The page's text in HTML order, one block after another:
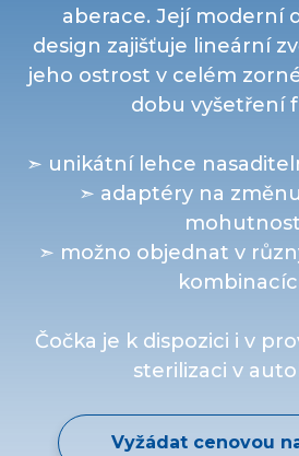
aberace. Její moderní
design zajišťuje lineární
jeho ostrost v celém
dobu vyšetření
➣ unikátní lehce
➣ adaptéry na
➣ možno objednat v
Čočka je k dispozici i v
sterilizaci v
Vyžádat cenovou